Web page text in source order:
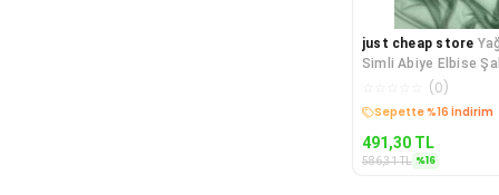
just cheap store
Simli Abiye Elbise
Mint Yeşil 75
(0)
Kargo Bedava
491,30 TL
586,31TL %16